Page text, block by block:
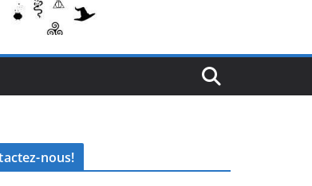
nous!